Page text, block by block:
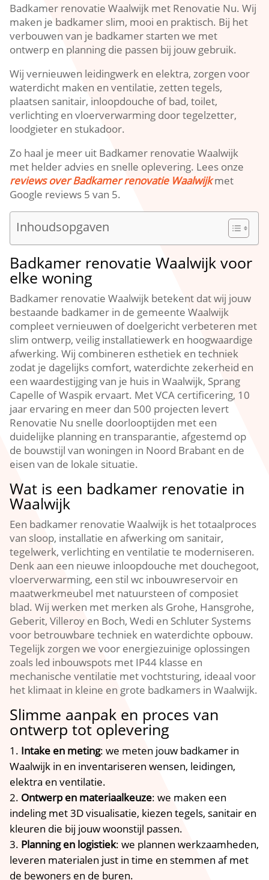
Badkamer renovatie Waalwijk met Renovatie Nu.​ Wij
maken je badkamer slim, mooi en praktisch.​ Bij het
verbouwen van je badkamer starten we met
ontwerp en planning die passen bij jouw gebruik.​
Wij vernieuwen leidingwerk en elektra, zorgen voor
waterdicht maken en ventilatie, zetten tegels,
plaatsen sanitair, inloopdouche of bad, toilet,
verlichting en vloerverwarming door tegelzetter,
loodgieter en stukadoor.​
Zo haal je meer uit Badkamer renovatie Waalwijk
met helder advies en snelle oplevering.​ Lees onze
reviews over Badkamer renovatie Waalwijkmet
Google reviews 5 van 5.​
Inhoudsopgaven
Badkamer renovatie Waalwijk voor
elke woning
Badkamer renovatie Waalwijk betekent dat wij jouw
bestaande badkamer in de gemeente Waalwijk
compleet vernieuwen of doelgericht verbeteren met
slim ontwerp, veilig installatiewerk en hoogwaardige
afwerking.​ Wij combineren esthetiek en techniek
zodat je dagelijks comfort, waterdichte zekerheid en
een waardestijging van je huis in Waalwijk, Sprang
Capelle of Waspik ervaart.​ Met VCA certificering, 10
jaar ervaring en meer dan 500 projecten levert
Renovatie Nu snelle doorlooptijden met een
duidelijke planning en transparantie, afgestemd op
de bouwstijl van woningen in Noord Brabant en de
eisen van de lokale situatie.​
Wat is een badkamer renovatie in
Waalwijk
Een badkamer renovatie Waalwijk is het totaalproces
van sloop, installatie en afwerking om sanitair,
tegelwerk, verlichting en ventilatie te moderniseren.​
Denk aan een nieuwe inloopdouche met douchegoot,
vloerverwarming, een stil wc inbouwreservoir en
maatwerkmeubel met natuursteen of composiet
blad.​ Wij werken met merken als Grohe, Hansgrohe,
Geberit, Villeroy en Boch, Wedi en Schluter Systems
voor betrouwbare techniek en waterdichte opbouw.​
Tegelijk zorgen we voor energiezuinige oplossingen
zoals led inbouwspots met IP44 klasse en
mechanische ventilatie met vochtsturing, ideaal voor
het klimaat in kleine en grote badkamers in Waalwijk.​
Slimme aanpak en proces van
ontwerp tot oplevering
Intake en meting: we meten jouw badkamer in
Waalwijk in en inventariseren wensen, leidingen,
elektra en ventilatie.​
Ontwerp en materiaalkeuze: we maken een
indeling met 3D visualisatie, kiezen tegels, sanitair en
kleuren die bij jouw woonstijl passen.​
Planning en logistiek: we plannen werkzaamheden,
leveren materialen just in time en stemmen af met
de bewoners en de buren.​